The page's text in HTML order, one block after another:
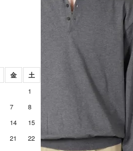
金
土
1
7
8
14
15
21
22